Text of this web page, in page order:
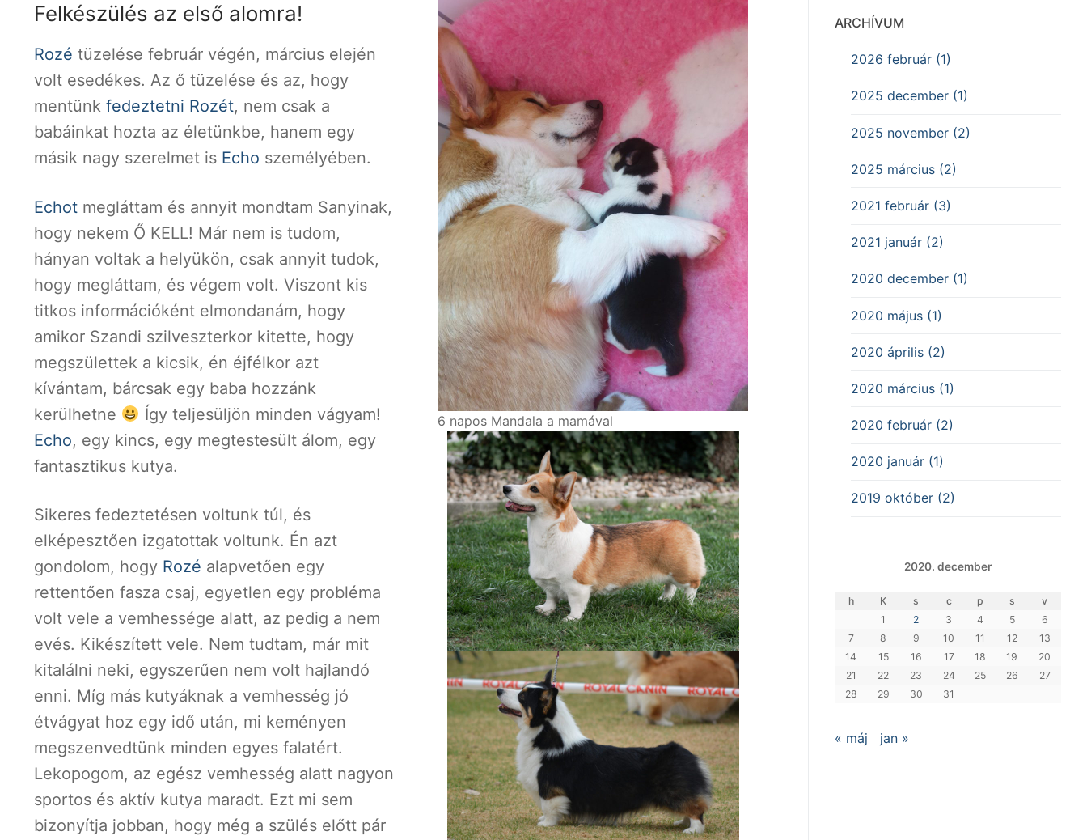
Felkészülés az első alomra!
Rozé tüzelése február végén, március elején
volt esedékes. Az ő tüzelése és az, hogy
mentünk fedeztetni Rozét, nem csak a
babáinkat hozta az életünkbe, hanem egy
másik nagy szerelmet is Echo személyében.
Echot megláttam és annyit mondtam Sanyinak,
hogy nekem Ő KELL! Már nem is tudom,
hányan voltak a helyükön, csak annyit tudok,
hogy megláttam, és végem volt. Viszont kis
titkos információként elmondanám, hogy
amikor Szandi szilveszterkor kitette, hogy
megszülettek a kicsik, én éjfélkor azt
kívántam, bárcsak egy baba hozzánk
kerülhetne
Így teljesüljön minden vágyam!
Echo, egy kincs, egy megtestesült álom, egy
fantasztikus kutya.
Sikeres fedeztetésen voltunk túl, és
elképesztően izgatottak voltunk. Én azt
gondolom, hogy Rozé alapvetően egy
rettentően fasza csaj, egyetlen egy probléma
volt vele a vemhessége alatt, az pedig a nem
evés. Kikészített vele. Nem tudtam, már mit
kitalálni neki, egyszerűen nem volt hajlandó
enni. Míg más kutyáknak a vemhesség jó
étvágyat hoz egy idő után, mi keményen
megszenvedtünk minden egyes falatért.
Lekopogom, az egész vemhesség alatt nagyon
sportos és aktív kutya maradt. Ezt mi sem
bizonyítja jobban, hogy még a szülés előtt pár
6 napos Mandala a mamával
ARCHÍVUM
2026 február (1)
2025 december (1)
2025 november (2)
2025 március (2)
2021 február (3)
2021 január (2)
2020 december (1)
2020 május (1)
2020 április (2)
2020 március (1)
2020 február (2)
2020 január (1)
2019 október (2)
2020. december
h K s c p s
v
1
2 3 4 5
6
7
8 9 10 11 12
13
14
15 16 17 18 19
20
21
22 23 24 25 26
27
28
29 30 31
« máj jan »